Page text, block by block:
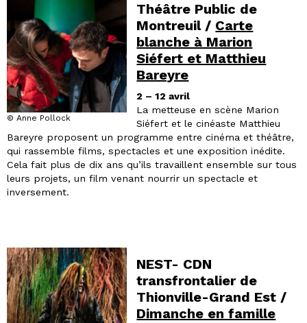
© Anne Pollock
Théâtre Public de
Montreuil / Carte
blanche à Marion
Siéfert et Matthieu
Bareyre
2 – 12 avril
La metteuse en scène Marion
Siéfert et le cinéaste Matthieu
Bareyre proposent un programme entre cinéma et théâtre,
qui rassemble films, spectacles et une exposition inédite.
Cela fait plus de dix ans qu’ils travaillent ensemble sur tous
leurs projets, un film venant nourrir un spectacle et
inversement.
NEST- CDN
transfrontalier de
Thionville-Grand Est /
Dimanche en famille